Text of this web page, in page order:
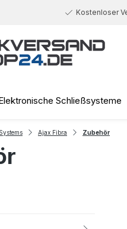
Kostenloser
Schließsysteme
Ajax Fibra Zubehör